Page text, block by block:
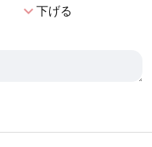
expand_more下げる